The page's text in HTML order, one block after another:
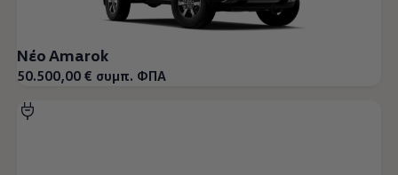
Νέο Amarok
50.500,00 € συμπ. ΦΠΑ